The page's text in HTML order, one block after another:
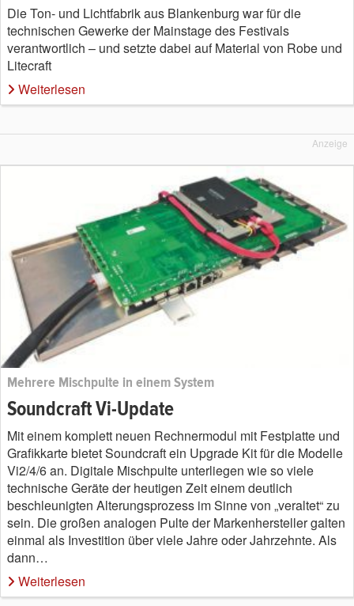
Die Ton- und Lichtfabrik aus Blankenburg war für die
technischen Gewerke der Mainstage des Festivals
verantwortlich – und setzte dabei auf Material von Robe und
Litecraft
Weiterlesen
Anzeige
Mehrere Mischpulte in einem System
Soundcraft Vi-Update
Mit einem komplett neuen Rechnermodul mit Festplatte und
Grafikkarte bietet Soundcraft ein Upgrade Kit für die Modelle
Vi2/4/6 an. Digitale Mischpulte unterliegen wie so viele
technische Geräte der heutigen Zeit einem deutlich
beschleunigten Alterungsprozess im Sinne von „veraltet“ zu
sein. Die großen analogen Pulte der Markenhersteller galten
einmal als Investition über viele Jahre oder Jahrzehnte. Als
dann…
Weiterlesen